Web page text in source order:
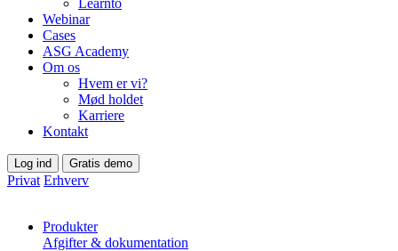
Learnto
Webinar
Cases
ASG Academy
Om os
Hvem er vi?
Mød holdet
Karriere
Kontakt
Log ind Gratis demo
Privat Erhverv
Produkter
Afgifter & dokumentation